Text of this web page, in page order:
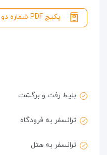
پکیج PDF شماره دو
بلیط رفت و برگشت
ترانسفر به فرودگاه
ترانسفر به هتل